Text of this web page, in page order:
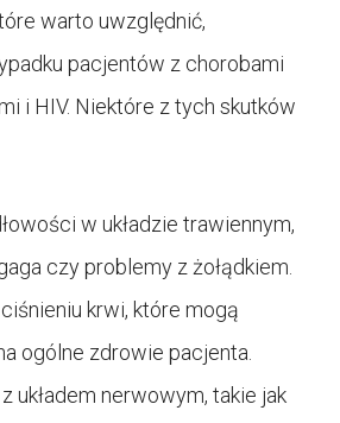
warto uwzględnić,
pacjentów z chorobami
i HIV. Niektóre z tych skutków
w układzie trawiennym,
czy problemy z żołądkiem.
krwi, które mogą
ogólne zdrowie pacjenta.
układem nerwowym, takie jak